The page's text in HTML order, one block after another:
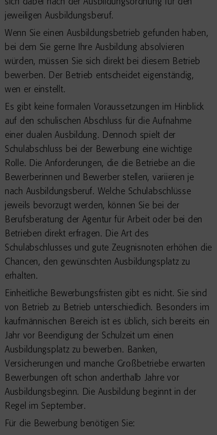
sich dabei nach der Ausbildungsordnung für den
jeweiligen Ausbildungsberuf.
Wenn Sie einen Ausbildungsbetrieb gefunden haben,
bei dem Sie gerne Ihre Ausbildung absolvieren
würden, müssen Sie sich direkt bei diesem Betrieb
bewerben. Der Betrieb entscheidet eigenständig,
wen er einstellt.
Es gibt keine formalen Voraussetzungen im Hinblick
auf den schulischen Abschluss für die Aufnahme
einer dualen Ausbildung. Dennoch spielt der
Schulabschluss bei der Bewerbung eine wichtige
Rolle. Die Anforderungen, die die Betriebe an die
Bewerberinnen und Bewerber stellen, variieren je
nach Ausbildungsberuf. Welche Schulabschlüsse
jeweils bevorzugt werden, können Sie bei der
Berufsberatung der Agentur für Arbeit oder bei den
Betrieben direkt erfragen. Die Art des
Schulabschlusses und gute Zeugnisnoten erhöhen die
Chancen, den gewünschten Ausbildungsplatz zu
erhalten.
Einheitliche Bewerbungsfristen gibt es nicht. Sie sind
von Betrieb zu Betrieb unterschiedlich. Besonders im
kaufmännischen Bereich ist es üblich, sich bereits ein
Jahr vor Beendigung der Schulzeit um einen
Ausbildungsplatz zu bewerben. Banken,
Versicherungen und manche Großbetriebe erwarten
Bewerbungen oft schon anderthalb Jahre vor
Ausbildungsbeginn. Die Ausbildung beginnt in der
Regel im September.
Für die Bewerbung benötigen Sie: